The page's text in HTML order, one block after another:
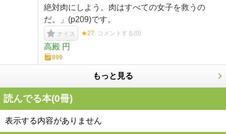
絶対肉にしよう。肉はすべての女子を救うの
だ。」(p209)です。
ナイス ★27 コメントする(0)
高殿 円
899
もっと見る
読んでる本(0冊)
表示する内容がありません